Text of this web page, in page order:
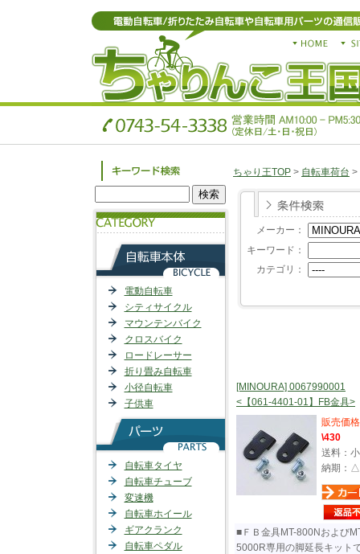
電動自転車
シティサイクル
マウンテンバイク
クロスバイク
ロードレーサー
折り畳み自転車
小径自転車
子供車
自転車タイヤ
自転車チューブ
変速機
自転車ホイール
ギアクランク
自転車ペダル
ちゃり王TOP > 自転車荷台 >
メーカー：
キーワード：
カテゴリ：
[MINOURA] 0067990001
<【061-4401-01】FB金具>
販売価
\430
送料：小
納期：△
■ＦＢ金具MT-800Nおよび
5000R専用の脚延長キット